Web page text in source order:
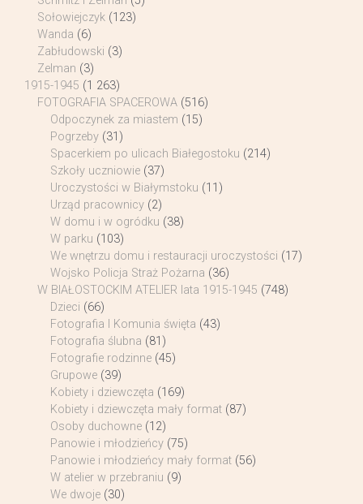
Sołowiejczyk (123)
Wanda (6)
Zabłudowski (3)
Zelman (3)
1915-1945 (1 263)
FOTOGRAFIA SPACEROWA (516)
Odpoczynek za miastem (15)
Pogrzeby (31)
Spacerkiem po ulicach Białegostoku (214)
Szkoły uczniowie (37)
Uroczystości w Białymstoku (11)
Urząd pracownicy (2)
W domu i w ogródku (38)
W parku (103)
We wnętrzu domu i restauracji uroczystości (17)
Wojsko Policja Straż Pożarna (36)
W BIAŁOSTOCKIM ATELIER lata 1915-1945 (748)
Dzieci (66)
Fotografia I Komunia święta (43)
Fotografia ślubna (81)
Fotografie rodzinne (45)
Grupowe (39)
Kobiety i dziewczęta (169)
Kobiety i dziewczęta mały format (87)
Osoby duchowne (12)
Panowie i młodzieńcy (75)
Panowie i młodzieńcy mały format (56)
W atelier w przebraniu (9)
We dwoje (30)